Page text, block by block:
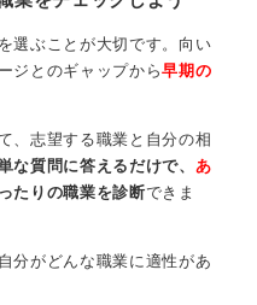
れず、独自の理念を貫
ナーシップに基づいた
すく、長期的な視点で
い反面、情報の開示度
る環境で判断しよう
選ぶことが大切です。向い
ジとのギャップから早期の
、志望する職業と自分の相
な質問に答えるだけで、 あ
たりの職業を診断できま
分がどんな職業に適性があ